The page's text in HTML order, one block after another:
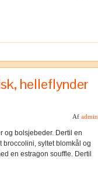
helleflynder
Af admin
og bolsjebeder. Dertil en
broccolini, syltet blomkål og
en estragon souffle. Dertil